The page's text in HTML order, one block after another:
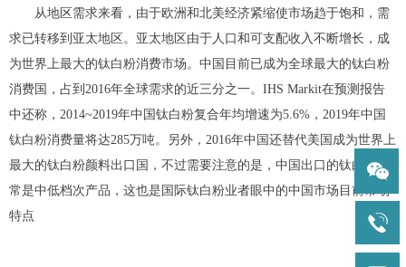
从地区需求来看，由于欧洲和北美经济紧缩使市场趋于饱和，需
求已转移到亚太地区。亚太地区由于人口和可支配收入不断增长，成
为世界上最大的钛白粉消费市场。中国目前已成为全球最大的钛白粉
消费国，占到2016年全球需求的近三分之一。IHS Markit在预测报告
中还称，2014~2019年中国钛白粉复合年均增速为5.6%，2019年中国
钛白粉消费量将达285万吨。另外，2016年中国还替代美国成为世界上
最大的钛白粉颜料出口国，不过需要注意的是，中国出口的钛白粉通
常是中低档次产品，这也是国际钛白粉业者眼中的中国市场目前市场
特点